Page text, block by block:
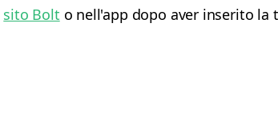
sito Bolt o nell'app dopo aver inserito la